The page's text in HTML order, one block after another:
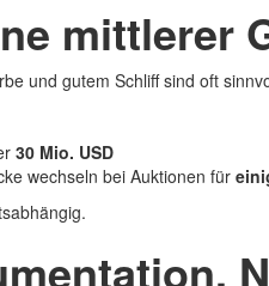
mittlerer
und gutem Schliff sind oft
30 Mio. USD
wechseln bei Auktionen für